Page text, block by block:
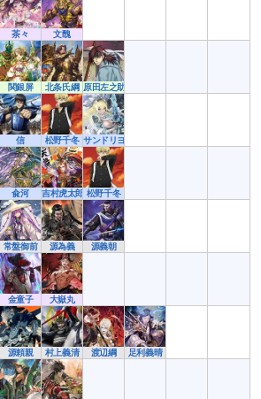
茶々 文醜
関銀屏 北条氏綱 原田左之助
信 松野千冬 サンドリヨン
兪河 吉村虎太郎 松野千冬
常盤御前 源為義 源義朝
金童子 大嶽丸
源頼親 村上義清 渡辺綱 足利義晴